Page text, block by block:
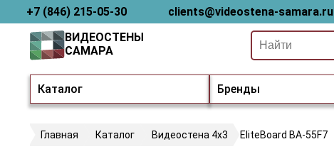
+7 (846) 215-05-30 clients@videostena-samara.ru
Каталог Бренды
ВИДЕОСТЕНЫ
САМАРА
Главная Каталог Видеостена 4х3 EliteBoard BA-55F7